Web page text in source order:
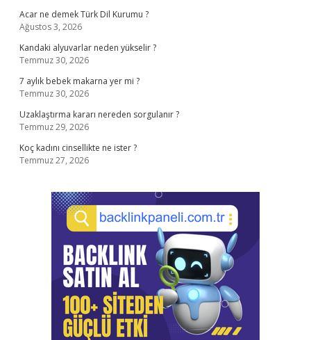
Acar ne demek Türk Dil Kurumu ?
Ağustos 3, 2026
Kandaki alyuvarlar neden yükselir ?
Temmuz 30, 2026
7 aylık bebek makarna yer mi ?
Temmuz 30, 2026
Uzaklaştırma kararı nereden sorgulanır ?
Temmuz 29, 2026
Koç kadını cinsellikte ne ister ?
Temmuz 27, 2026